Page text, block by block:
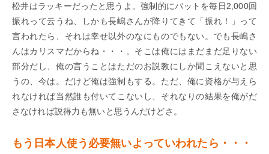
松井はラッキーだったと思うよ。強制的にバットを毎日2,000回
振れって云うね、しかも長嶋さんが降りてきて「振れ！」って
言われたら、それは幸せ以外のなにものでもない。でも長嶋さ
んはカリスマだからね・・・。そこは俺にはまだまだ足りない
部分だし、俺の言うことはただのお説教にしか聞こえないと思
うの、今は。だけど俺は強制もする。ただ、俺に資格が与えら
れなければ当然誰も付いてこないし、それなりの結果を俺がだ
さなければ説得力も無いと思うんだけどさ。
もう日本人使う必要無いよっていわれたら・・・